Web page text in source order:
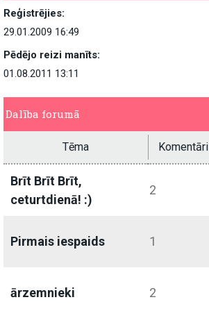
Reģistrējies:
29.01.2009 16:49
Pēdējo reizi manīts:
01.08.2011 13:11
Dalība forumā
Tēma Komentāri
Brīt Brīt Brīt,
ceturtdienā! :)
2
Pirmais iespaids 1
ārzemnieki 2